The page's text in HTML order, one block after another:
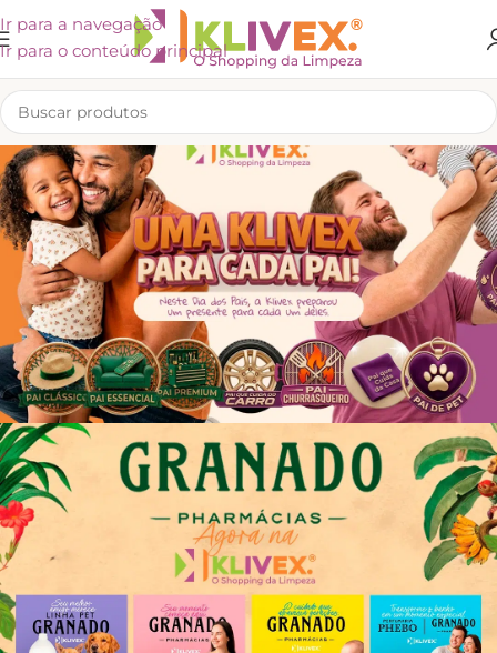
Ir para a navegação
Ir para o conteúdo principal